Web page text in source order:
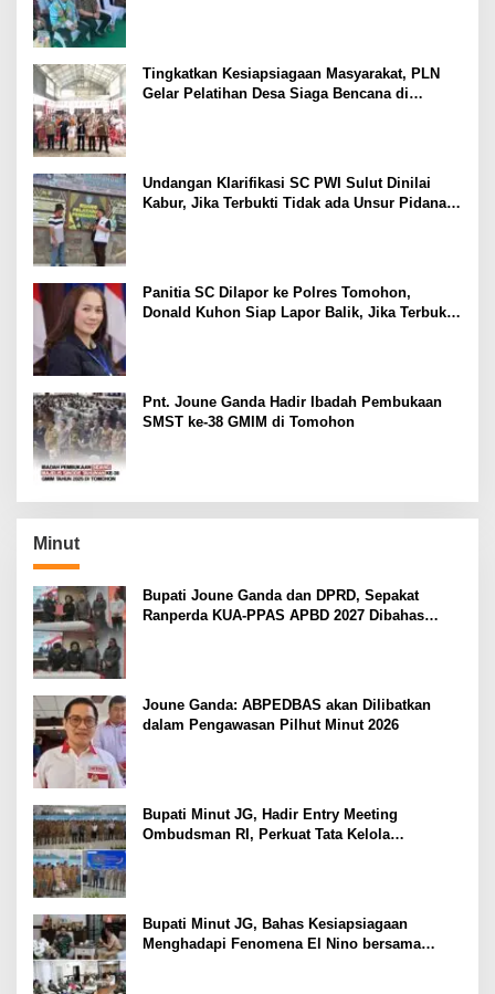
Tingkatkan Kesiapsiagaan Masyarakat, PLN
Gelar Pelatihan Desa Siaga Bencana di
Undangan Klarifikasi SC PWI Sulut Dinilai
Kabur, Jika Terbukti Tidak ada Unsur Pidana
Panitia SC Dilapor ke Polres Tomohon,
Donald Kuhon Siap Lapor Balik, Jika Terbukti
Pnt. Joune Ganda Hadir Ibadah Pembukaan
SMST ke-38 GMIM di Tomohon
Minut
Bupati Joune Ganda dan DPRD, Sepakat
Ranperda KUA-PPAS APBD 2027 Dibahas
Joune Ganda: ABPEDBAS akan Dilibatkan
dalam Pengawasan Pilhut Minut 2026
Bupati Minut JG, Hadir Entry Meeting
Ombudsman RI, Perkuat Tata Kelola
Bupati Minut JG, Bahas Kesiapsiagaan
Menghadapi Fenomena El Nino bersama